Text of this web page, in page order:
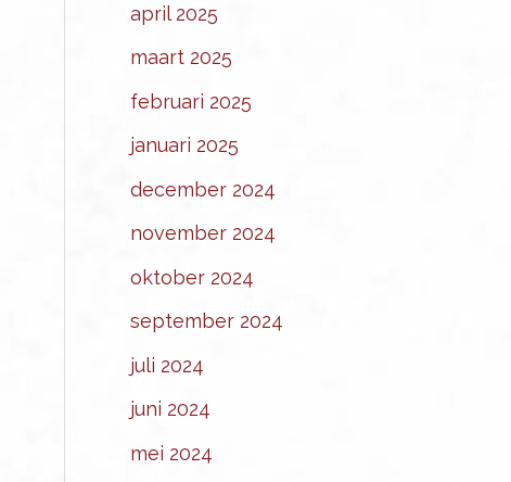
april 2025
maart 2025
februari 2025
januari 2025
december 2024
november 2024
oktober 2024
september 2024
juli 2024
juni 2024
mei 2024